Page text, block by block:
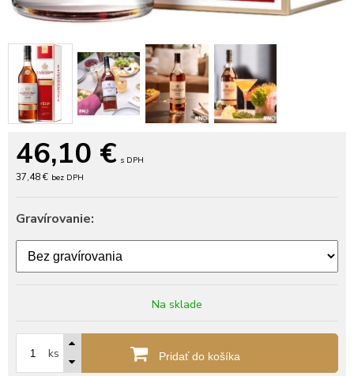
46,10 € s DPH
37,48 € bez DPH
Gravírovanie:
Na sklade
ks Pridať do košíka